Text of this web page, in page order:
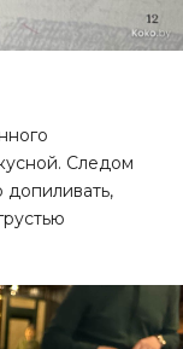
Следом
допиливать,